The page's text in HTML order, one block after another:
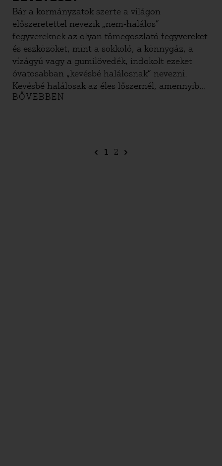
Bár a kormányzatok szerte a világon
előszeretettel nevezik „nem-halálos”
fegyvereknek az olyan tömegoszlató fegyvereket
és eszközöket, mint a sokkoló, a könnygáz, a
vízágyú vagy a gumilövedék, indokolt ezeket
óvatosabban „kevésbé halálosnak” nevezni.
Kevésbé halálosak az éles lőszernél, amennyiben
funkciójuk általános értelemben nem az élet
BŐVEBBEN
1 2